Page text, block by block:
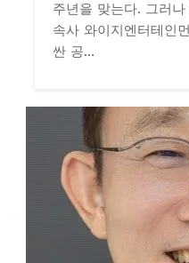
주년을 맞는다. 그러
속사 와이지엔터테인
싼 공...